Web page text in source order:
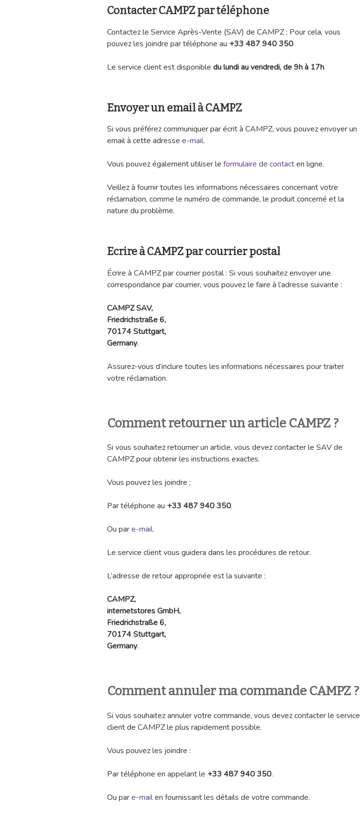
Contacter CAMPZ par téléphone
Contactez le Service Après-Vente (SAV) de CAMPZ : Pour cela, vous
pouvez les joindre par téléphone au +33 487 940 350.
Le service client est disponible du lundi au vendredi, de 9h à 17h.
Envoyer un email à CAMPZ
Si vous préférez communiquer par écrit à CAMPZ, vous pouvez envoyer un
email à cette adresse e-mail.
Vous pouvez également utiliser le formulaire de contacten ligne.
Veillez à fournir toutes les informations nécessaires concernant votre
réclamation, comme le numéro de commande, le produit concerné et la
nature du problème.
Ecrire à CAMPZ par courrier postal
Écrire à CAMPZ par courrier postal : Si vous souhaitez envoyer une
correspondance par courrier, vous pouvez le faire à l’adresse suivante :
CAMPZ SAV,
Friedrichstraße 6,
70174 Stuttgart,
Germany.
Assurez-vous d’inclure toutes les informations nécessaires pour traiter
votre réclamation.
Comment retourner un article CAMPZ ?
Si vous souhaitez retourner un article, vous devez contacter le SAV de
CAMPZ pour obtenir les instructions exactes.
Vous pouvez les joindre ;
Par téléphone au +33 487 940 350.
Ou pare-mail.
Le service client vous guidera dans les procédures de retour.
L’adresse de retour appropriée est la suivante :
CAMPZ,
internetstores GmbH,
Friedrichstraße 6,
70174 Stuttgart,
Germany.
Comment annuler ma commande CAMPZ ?
Si vous souhaitez annuler votre commande, vous devez contacter le service
client de CAMPZ le plus rapidement possible.
Vous pouvez les joindre :
Par téléphone en appelant le +33 487 940 350.
Ou pare-mailen fournissant les détails de votre commande.